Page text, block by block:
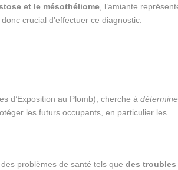
et le mésothéliome, l’amiante
crucial d’effectuer ce diagnostic.
d’Exposition au Plomb), cherche à
les futurs occupants, en particulier les
problèmes de santé tels quedes troubles